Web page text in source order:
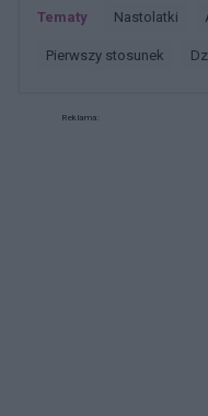
Tematy nastolatki
pierwszy stosunek
Reklama: